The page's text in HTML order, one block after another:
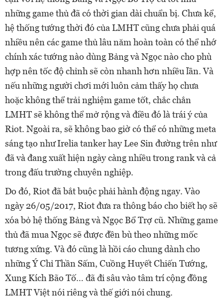
những game thủ đã có thời gian dài chuẩn bị. Chưa kể,
hệ thống tướng thời đó của LMHT cũng chưa phải quá
nhiều nên các game thủ lâu năm hoàn toàn có thể nhớ
chính xác tướng nào dùng Bảng và Ngọc nào cho phù
hợp nên tốc độ chỉnh sẽ còn nhanh hơn nhiều lần. Và
nếu những người chơi mới luôn cảm thấy họ chưa
hoặc không thể trải nghiệm game tốt, chắc chắn
LMHT sẽ không thể mở rộng và điều đó là trái ý của
Riot. Ngoài ra, sẽ không bao giờ có thể có những meta
sáng tạo như Irelia tanker hay Lee Sin đường trên như
đã và đang xuất hiện ngày càng nhiều trong rank và cả
trong đấu trường chuyên nghiệp.
Do đó, Riot đã bắt buộc phải hành động ngay. Vào
ngày 26/05/2017, Riot đưa ra thông báo cho biết họ sẽ
xóa bỏ hệ thống Bảng và Ngọc Bổ Trợ cũ. Những game
thủ đã mua Ngọc sẽ được đền bù theo những mốc
tương xứng. Và đó cũng là hồi cáo chung dành cho
những Ý Chỉ Thần Sấm, Cuồng Huyết Chiến Tướng,
Xung Kích Bão Tố… đã đi sâu vào tâm trí cộng đồng
LMHT Việt nói riêng và thế giới nói chung.